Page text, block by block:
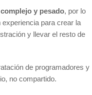
complejo y pesado, por lo
para crear la
y llevar el resto de
de programadores y
no compartido.